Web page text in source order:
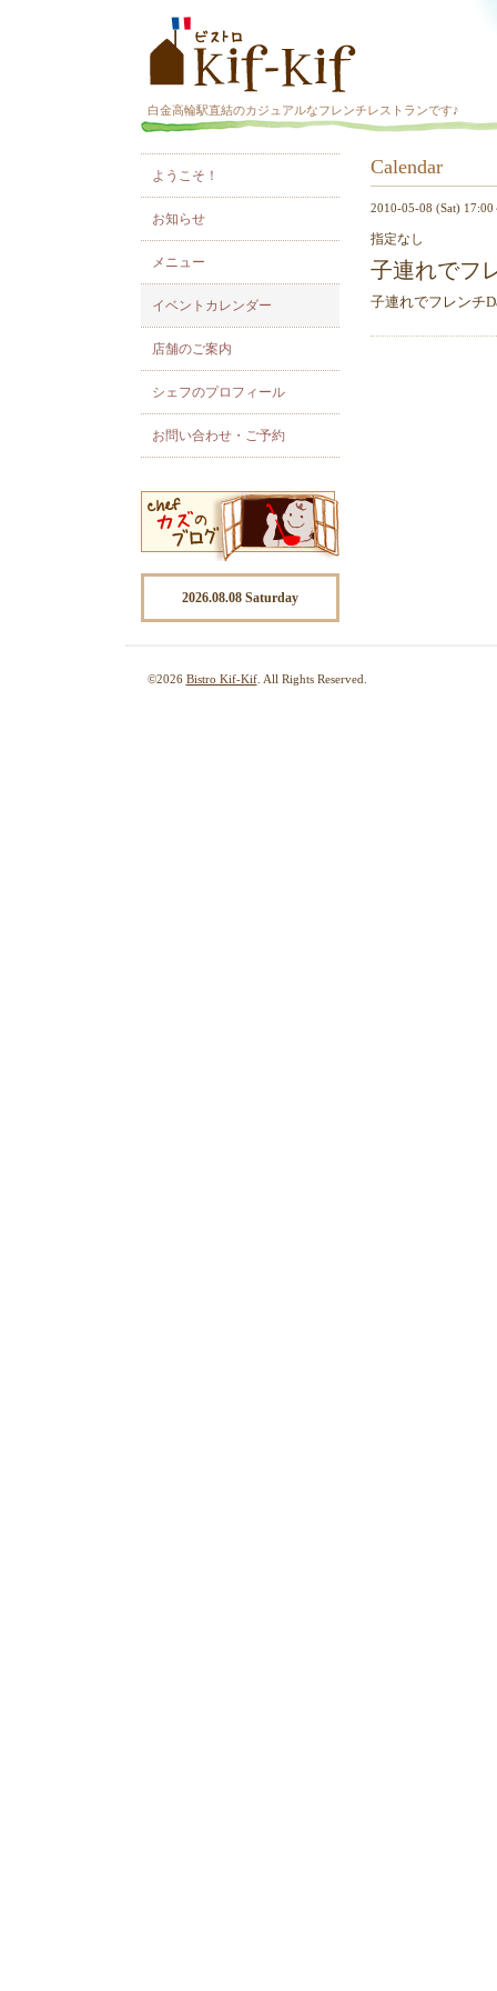
白金高輪駅直結のカジュアルなフレンチレストランです♪
Calendarイベ
2010-05-08 (Sat) 17:00
指定なし
子連れでフ
子連れでフレンチ
ようこそ！
お知らせ
メニュー
イベントカレンダー
店舗のご案内
シェフのプロフィール
お問い合わせ・ご予約
2026.08.08 Saturday
©2026 Bistro Kif-Kif. All Rights Reserved.